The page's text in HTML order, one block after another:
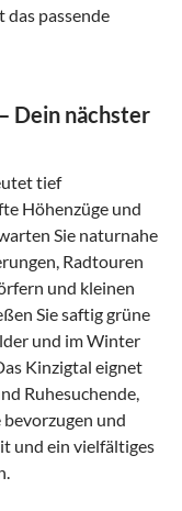
passende
Dein nächster
tief
Höhenzüge und
Sie naturnahe
Radtouren
und kleinen
Sie saftig grüne
und im Winter
Kinzigtal eignet
Ruhesuchende,
und
und ein vielfältiges